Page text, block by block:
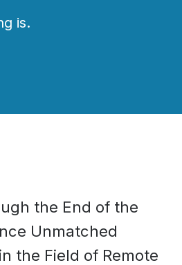
is.
the End of the
Unmatched
the Field of Remote